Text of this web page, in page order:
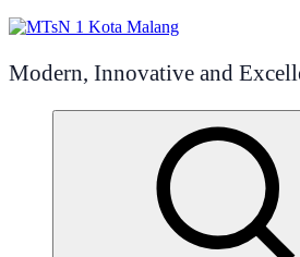
Modern, Innovative and